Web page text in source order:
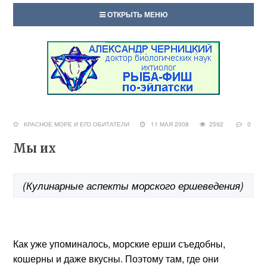
ОТКРЫТЬ МЕНЮ
КРАСНОЕ МОРЕ И ЕГО ОБИТАТЕЛИ 11 МАЯ 2008 2592 0
Мы их
(Кулинарные аспекты морского ершеведения)
Как уже упоминалось, морские ерши съедобны,
кошерны и даже вкусны. Поэтому там, где они